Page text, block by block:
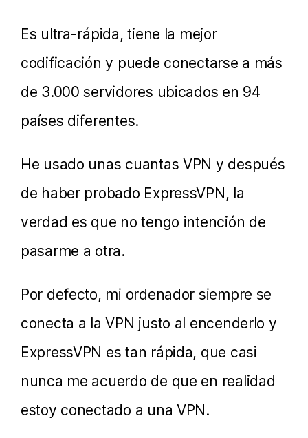
Es ultra-rápida, tiene la mejor
codificación y puede conectarse a más
de 3.000 servidores ubicados en 94
países diferentes.
He usado unas cuantas VPN y después
de haber probado ExpressVPN, la
verdad es que no tengo intención de
pasarme a otra.
Por defecto, mi ordenador siempre se
conecta a la VPN justo al encenderlo y
ExpressVPN es tan rápida, que casi
nunca me acuerdo de que en realidad
estoy conectado a una VPN.